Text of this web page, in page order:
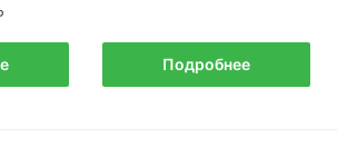
Подробнее